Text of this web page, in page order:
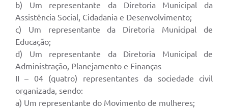
b) Um representante da Diretoria Municipal da
Assistência Social, Cidadania e Desenvolvimento;
c) Um representante da Diretoria Municipal de
Educação;
d) Um representante da Diretoria Municipal de
Administração, Planejamento e Finanças
II – 04 (quatro) representantes da sociedade civil
organizada, sendo:
a) Um representante do Movimento de mulheres;